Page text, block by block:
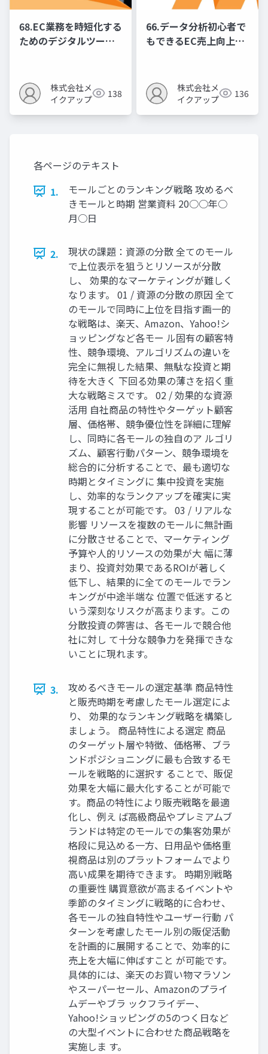
68.EC業務を時短化する
ためのデジタルツール
株式会社メ
イクアップ
138
66.データ分析初心者で
もできるEC売上向上の
株式会社メ
イクアップ
136
各ページのテキスト
1.
モールごとのランキング戦略 攻めるべ
きモールと時期 営業資料 20○○年○
月○日
2.
現状の課題：資源の分散 全てのモール
で上位表示を狙うとリソースが分散
し、 効果的なマーケティングが難しく
なります。 01 / 資源の分散の原因 全て
のモールで同時に上位を目指す画一的
な戦略は、楽天、Amazon、Yahoo!シ
ョッピングなど各モー ル固有の顧客特
性、競争環境、アルゴリズムの違いを
完全に無視した結果、無駄な投資と期
待を大きく 下回る効果の薄さを招く重
大な戦略ミスです。 02 / 効果的な資源
活用 自社商品の特性やターゲット顧客
層、価格帯、競争優位性を詳細に理解
し、同時に各モールの独自のア ルゴリ
ズム、顧客行動パターン、競争環境を
総合的に分析することで、最も適切な
時期とタイミングに 集中投資を実施
し、効率的なランクアップを確実に実
現することが可能です。 03 / リアルな
影響 リソースを複数のモールに無計画
に分散させることで、マーケティング
予算や人的リソースの効果が大 幅に薄
まり、投資対効果であるROIが著しく
低下し、結果的に全てのモールでラン
キングが中途半端な 位置で低迷すると
いう深刻なリスクが高まります。この
分散投資の弊害は、各モールで競合他
社に対し て十分な競争力を発揮できな
いことに現れます。
3.
攻めるべきモールの選定基準 商品特性
と販売時期を考慮したモール選定によ
り、 効果的なランキング戦略を構築し
ましょう。 商品特性による選定 商品
のターゲット層や特徴、価格帯、ブラ
ンドポジショニングに最も合致するモ
ールを戦略的に選択す ることで、販促
効果を大幅に最大化することが可能で
す。商品の特性により販売戦略を最適
化し、例え ば高級商品やプレミアムブ
ランドは特定のモールでの集客効果が
格段に見込める一方、日用品や価格重
視商品は別のプラットフォームでより
高い成果を期待できます。 時期別戦略
の重要性 購買意欲が高まるイベントや
季節のタイミングに戦略的に合わせ、
各モールの独自特性やユーザー行動 パ
ターンを考慮したモール別の販促活動
を計画的に展開することで、効率的に
売上を大幅に伸ばすこと が可能です。
具体的には、楽天のお買い物マラソン
やスーパーセール、Amazonのプライ
ムデーやブラ ックフライデー、
Yahoo!ショッピングの5のつく日など
の大型イベントに合わせた商品戦略を
実施しま す。